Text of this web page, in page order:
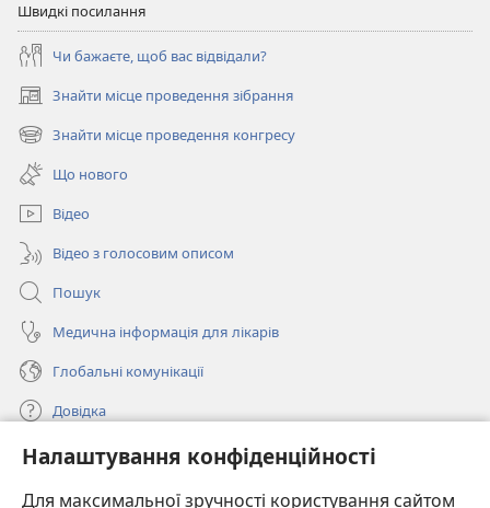
Налаштування конфіденційності
Для максимальної зручності користування сайтом
Швидкі посилання
Чи бажаєте, щоб вас відвідали?
Знайти місце проведення зібрання
(відкривається
у
новому
вікні)
Знайти місце проведення конгресу
(відкривається
новому
вікні)
Що нового
Відео
Відео з голосовим описом
Пошук
Медична інформація для лікарів
Глобальні комунікації
Довідка
Пожертви
(відкривається
у